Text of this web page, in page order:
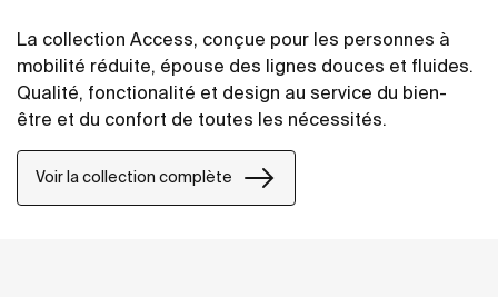
La collection Access, conçue pour les personnes à
mobilité réduite, épouse des lignes douces et fluides.
Qualité, fonctionalité et design au service du bien-
être et du confort de toutes les nécessités.
Voir la collection complète